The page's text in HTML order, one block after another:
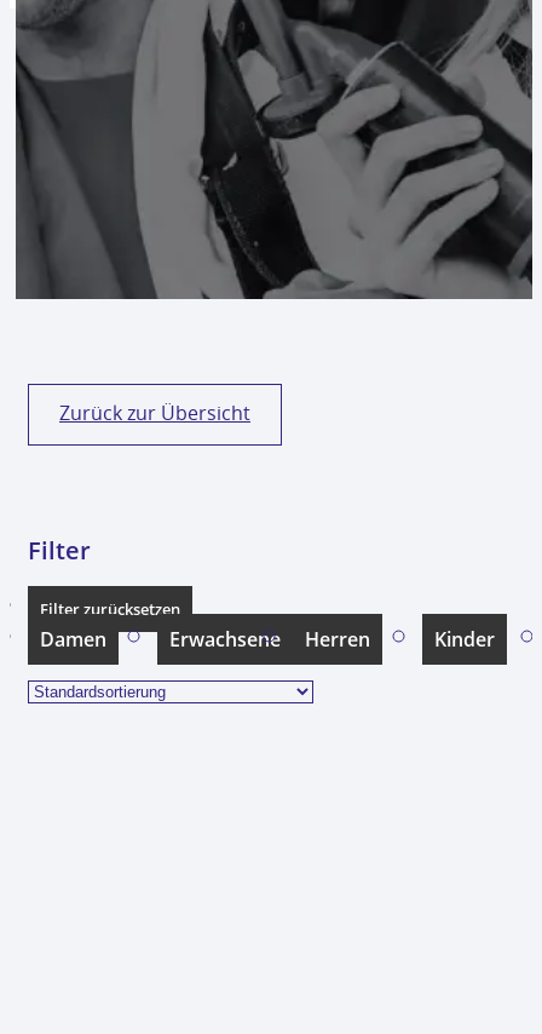
BRG Gröhrmühlgasse Fanshop
NSG Steinfeld Fanshop
SC Lichtenwörth Fanshop
SG Bucklige Welt Fanshop
VCU Wiener Neustadt Fanshop
Kontakt
Zurück zur Übersicht
Filter
Filter zurücksetzen
Damen Erwachsene Herren Kinder